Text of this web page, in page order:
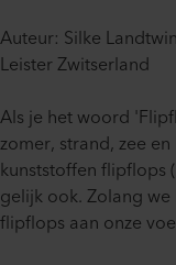
Auteur: Silke
Leister Zwitserland
Als je het woord
zomer, strand, zee
kunststoffen flipflops
gelijk ook. Zolang
flipflops aan onze